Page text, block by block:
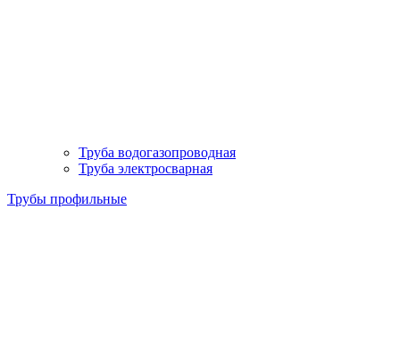
Труба водогазопроводная
Труба электросварная
Трубы профильные